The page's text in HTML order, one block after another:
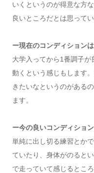
いくというのが得意な方
良いところだとは思ってい
ー現在のコンディションは
大学入ってから1番調子
動くという感じもします
きたいなというのがある
ます。
ー今の良いコンディショ
単純に出し切る練習とか
ていたり、身体がのると
で走っていて感じるとこ